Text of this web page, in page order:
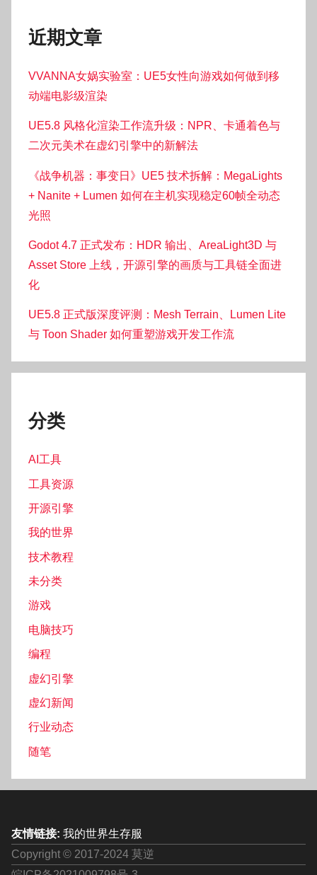
近期文章
VVANNA女娲实验室：UE5女性向游戏如何做到移
动端电影级渲染
UE5.8 风格化渲染工作流升级：NPR、卡通着色与
二次元美术在虚幻引擎中的新解法
《战争机器：事变日》UE5 技术拆解：MegaLights
+ Nanite + Lumen 如何在主机实现稳定60帧全动态
光照
Godot 4.7 正式发布：HDR 输出、AreaLight3D 与
Asset Store 上线，开源引擎的画质与工具链全面进
化
UE5.8 正式版深度评测：Mesh Terrain、Lumen Lite
与 Toon Shader 如何重塑游戏开发工作流
分类
AI工具
工具资源
开源引擎
我的世界
技术教程
未分类
游戏
电脑技巧
编程
虚幻引擎
虚幻新闻
行业动态
随笔
友情链接: 我的世界生存服
Copyright © 2017-2024 莫逆